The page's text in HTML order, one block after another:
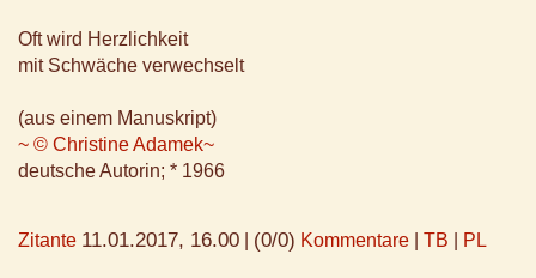
Oft wird Herzlichkeit
mit Schwäche verwechselt
(aus einem Manuskript)
~ © Christine Adamek~
deutsche Autorin; * 1966
Zitante 11.01.2017, 16.00 (0/0) Kommentare TB PL